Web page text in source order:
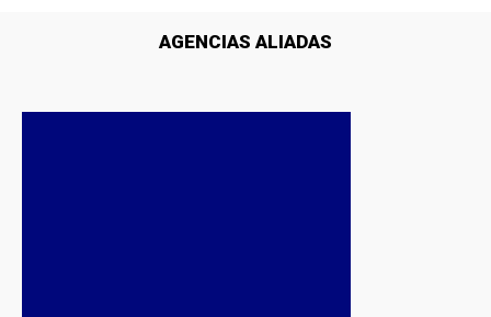
AGENCIAS ALIADAS